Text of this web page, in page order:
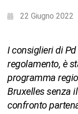
22 Giugno 2022
I consiglieri di Pd
regolamento, è
programma
Bruxelles senza
confronto